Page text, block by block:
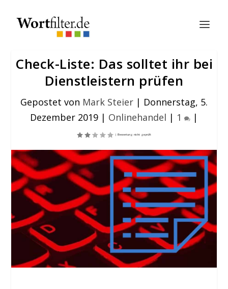
Check-Liste: Das solltet ihr bei
Dienstleistern prüfen
Gepostet von Mark Steier | Donnerstag, 5.
Dezember 2019 | Onlinehandel | 1 |